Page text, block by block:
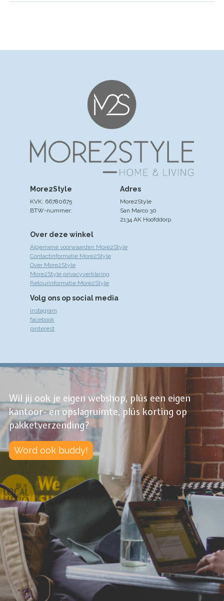
Over deze winkel
Algemene voorwaarden More2Style
Contactinformatie More2Style
Over More2Style
More2Style privacyverklaring
Retourinformatie More2Style
Volg ons op social media
instagram
facebook
pinterest
Adres
More2Style
San Marco 30
2134 AK Hoofddorp
More2Style
KVK: 66780675
BTW-nummer:
Wil jij ook je eigen webshop, plús een eigen
kantoor- en opslagruimte, plús korting op
pakketverzending?
Word ook buddy!